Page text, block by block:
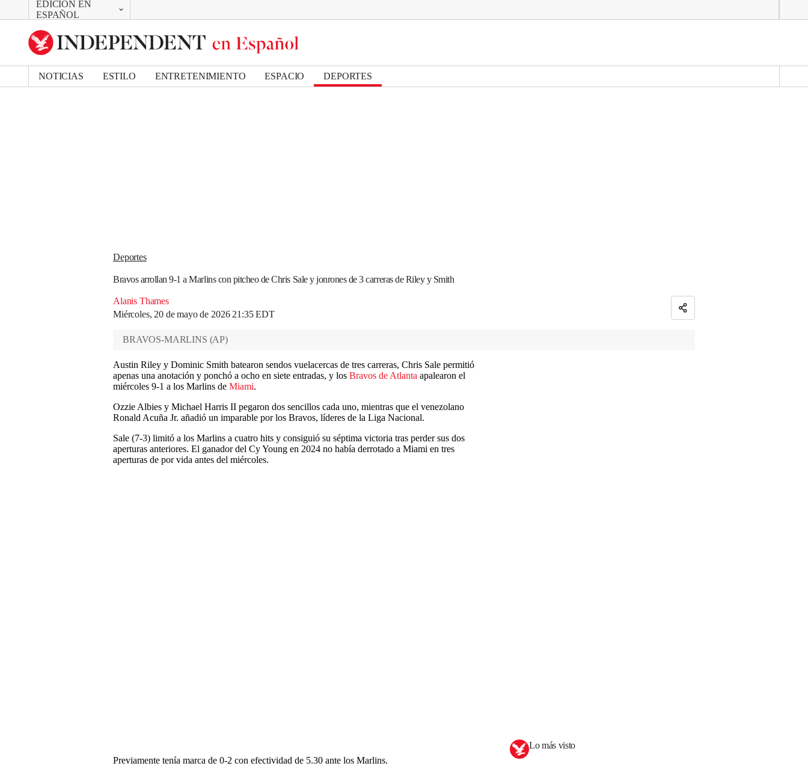
EDICIÓN EN
ESPAÑOL
CAMBIAR
UK Edition
US Edition
NOTICIAS ESTILO ENTRETENIMIENTO ESPACIO DEPORTES
Deportes
Bravos arrollan 9-1 a Marlins con pitcheo de Chris Sale y jonrones de 3 carreras de Riley y Smith
Alanis Thames
Miércoles, 20 de mayo de 2026 21:35 EDT
Bookmark popover
Removed from bookmarks
Close popover
BRAVOS-MARLINS (AP)
Austin Riley y Dominic Smith batearon sendos vuelacercas de tres carreras, Chris Sale permitió
apenas una anotación y ponchó a ocho en siete entradas, y los Bravos de Atlanta apalearon el
miércoles 9-1 a los Marlins de Miami.
Ozzie Albies y Michael Harris II pegaron dos sencillos cada uno, mientras que el venezolano
Ronald Acuña Jr. añadió un imparable por los Bravos, líderes de la Liga Nacional.
Sale (7-3) limitó a los Marlins a cuatro hits y consiguió su séptima victoria tras perder sus dos
aperturas anteriores. El ganador del Cy Young en 2024 no había derrotado a Miami en tres
aperturas de por vida antes del miércoles.
Previamente tenía marca de 0-2 con efectividad de 5.30 ante los Marlins.
Lo más visto